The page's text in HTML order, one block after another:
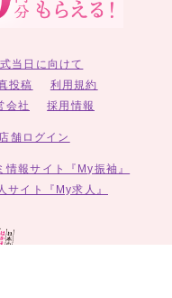
式当日に向けて
投稿
利用規約
会社 採用情報
舗ログイン
報サイト『My振袖』
サイト『My求人』